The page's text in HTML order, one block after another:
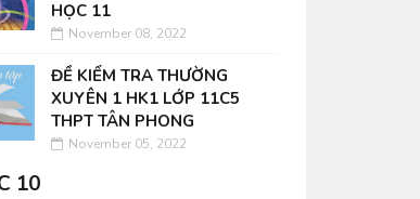
HỌC 11
November 08, 2022
ĐỀ KIỂM TRA THƯỜNG
XUYÊN 1 HK1 LỚP 11C5
THPT TÂN PHONG
November 05, 2022
10